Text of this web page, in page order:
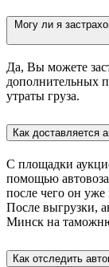
Могу ли я
Да, Вы можете
дополнительных
утраты груза.
Как доставляется
С площадки
помощью
после чего он
После выгрузки,
Минск на
Как отследить